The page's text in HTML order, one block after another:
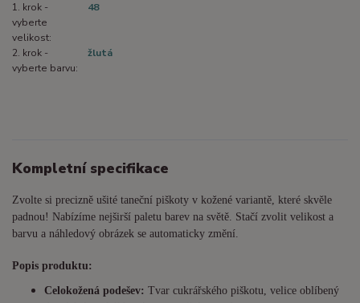
1. krok -
vyberte
velikost:
48
2. krok -
vyberte barvu:
žlutá
Kompletní specifikace
Zvolte si precizně ušité taneční piškoty v kožené variantě, které skvěle
padnou! Nabízíme nejširší paletu barev na světě. Stačí zvolit velikost a
barvu a náhledový obrázek se automaticky změní.
Popis produktu:
Celokožená podešev: Tvar cukrářského piškotu, velice oblíbený